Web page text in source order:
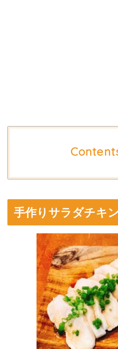
手作りサラダチキ